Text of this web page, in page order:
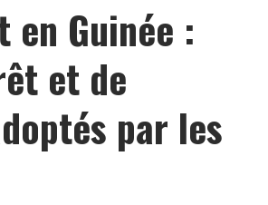
en Guinée :
et de
par les